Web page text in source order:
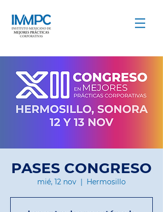
COMPARTIR PARA CRECER
PASES CONGRESO
mié, 12 nov
  |
Hermosillo